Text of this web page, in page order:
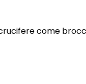
come